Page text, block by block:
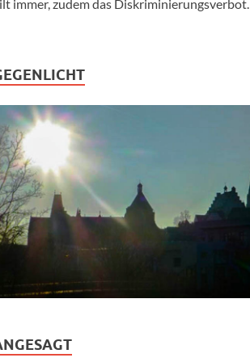
immer, zudem das Diskriminierungsverbot.